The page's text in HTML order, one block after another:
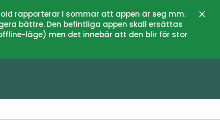
rapporterar i sommar att appen är seg mm.
bättre. Den befintliga appen skall ersättas
läge) men det innebär att den blir för stor